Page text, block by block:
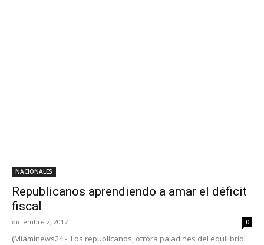
NACIONALES
Republicanos aprendiendo a amar el déficit
fiscal
diciembre 2, 2017 0
(Miaminews24.- Los republicanos, otrora paladines del equilibrio